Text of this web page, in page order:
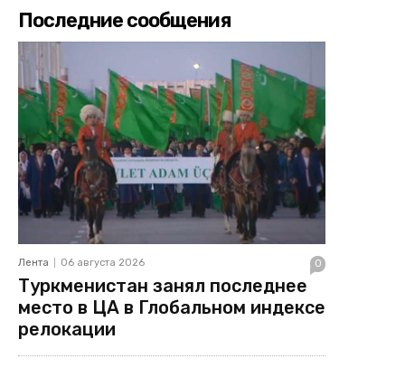
Последние сообщения
Лента 06 августа 2026 0
Туркменистан занял последнее
место в ЦА в Глобальном индексе
релокации